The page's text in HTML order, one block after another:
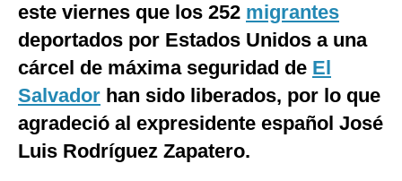
Internacional
Tecnología
Club del Suscriptor
Mix
G de Gestión
este viernes que los 252 migrantes
deportados por Estados Unidos a una
cárcel de máxima seguridad de El
Salvador han sido liberados, por lo que
agradeció al expresidente español José
Luis Rodríguez Zapatero.